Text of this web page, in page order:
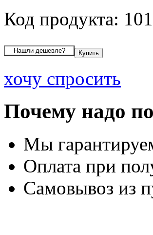
Код продукта:
хочу спросить
Почему надо
Мы
Оплата при
Самовывоз из